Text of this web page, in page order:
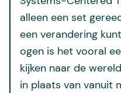
alleen een set
een verandering
ogen is het vooral
kijken naar de
in plaats van vanuit